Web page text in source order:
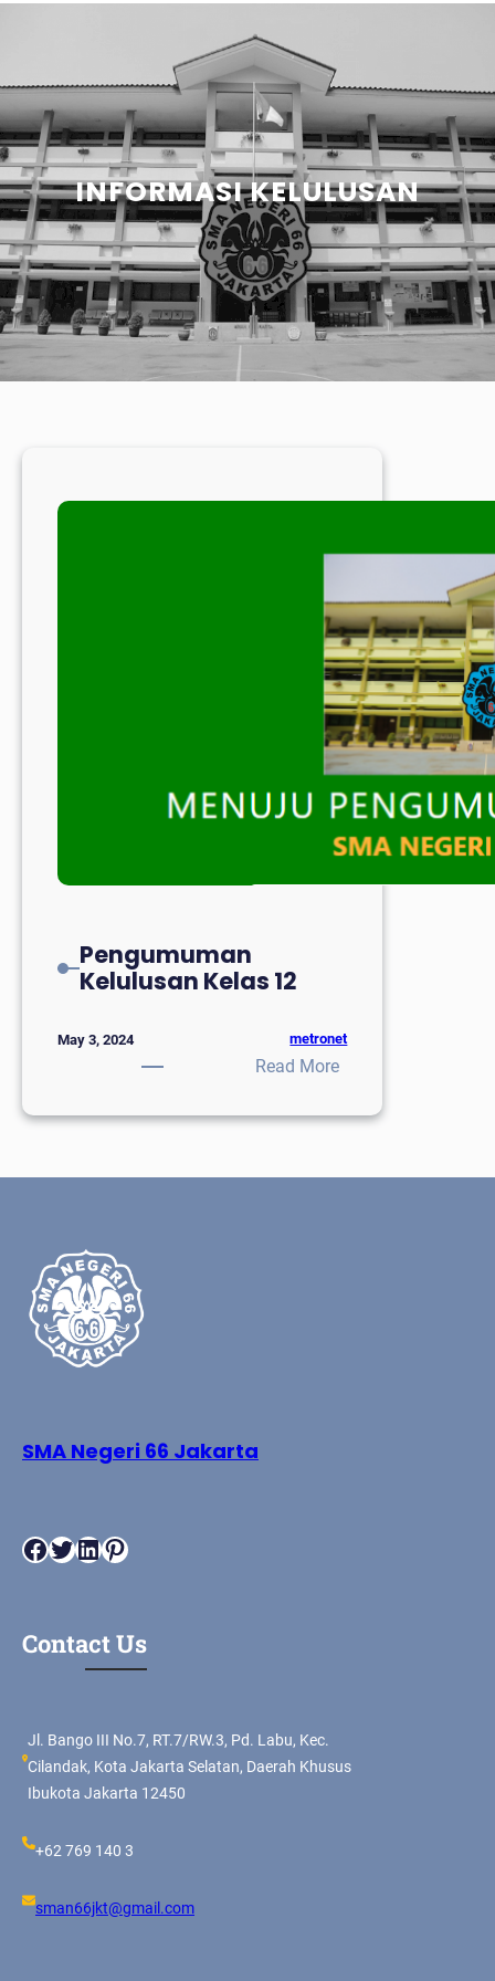
INFORMASI KELULUSAN
Pengumuman
Kelulusan Kelas 12
May 3, 2024 metronet
Read More:
Kelulusan
SMA Negeri 66 Jakarta
Facebook Twitter LinkedIn Pinterest
Contact Us
Jl. Bango III No.7, RT.7/RW.3, Pd. Labu, Kec.
Cilandak, Kota Jakarta Selatan, Daerah Khusus
Ibukota Jakarta 12450
+62 769 140 3
sman66jkt@gmail.com